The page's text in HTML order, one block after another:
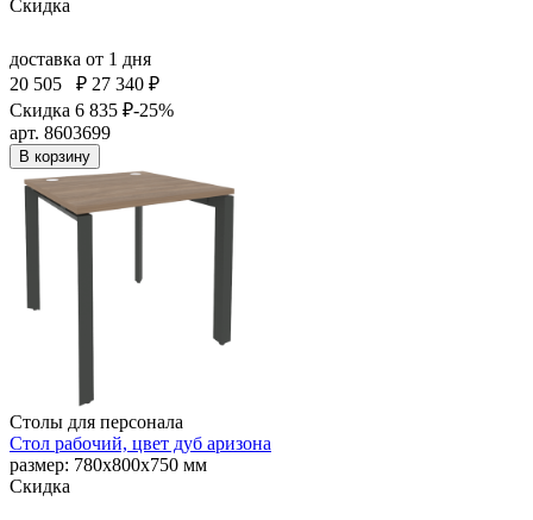
Скидка
доставка от 1 дня
20 505
₽ 27 340 ₽
Скидка 6 835 ₽-25%
арт. 8603699
В корзину
Столы для персонала
Стол рабочий, цвет дуб аризона
размер: 780х800х750 мм
Скидка